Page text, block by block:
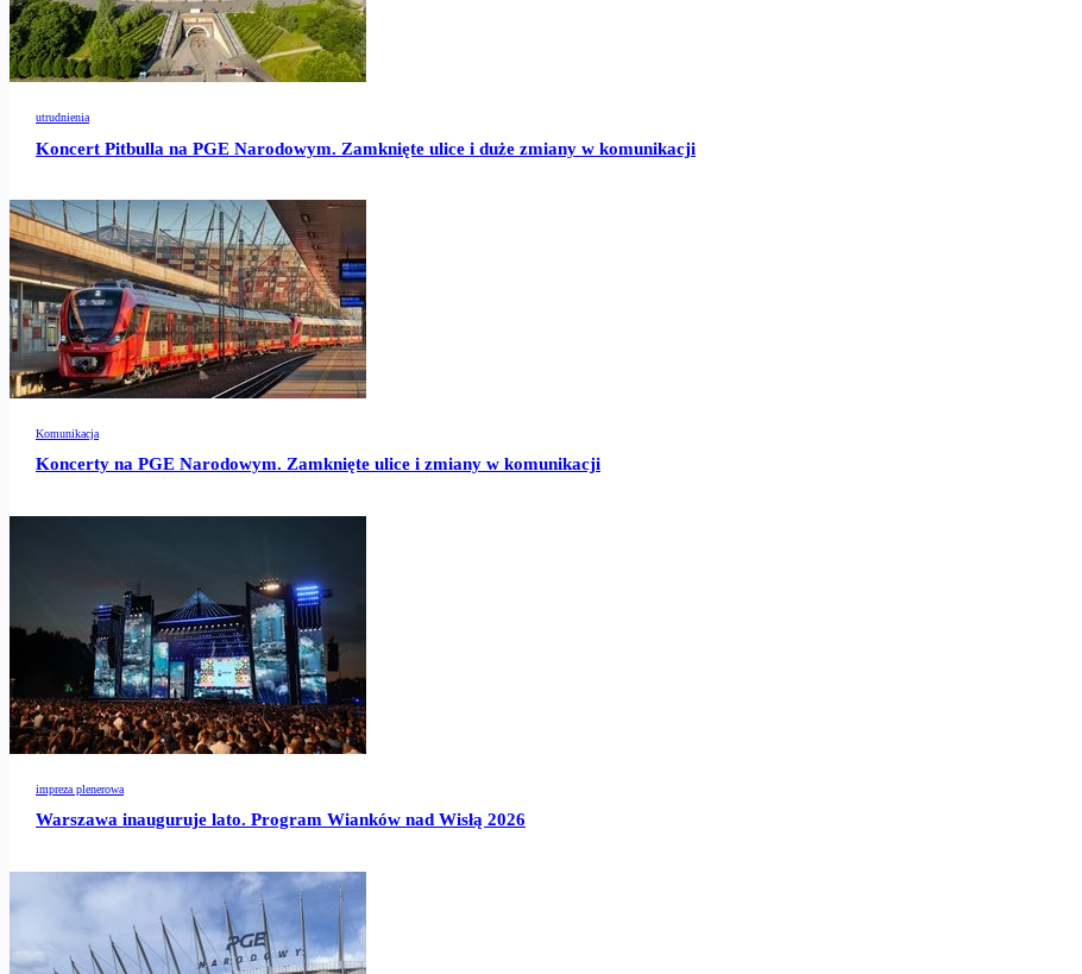
utrudnienia
Koncert Pitbulla na PGE Narodowym. Zamknięte ulice i duże zmiany w komunikacji
Komunikacja
Koncerty na PGE Narodowym. Zamknięte ulice i zmiany w komunikacji
impreza plenerowa
Warszawa inauguruje lato. Program Wianków nad Wisłą 2026